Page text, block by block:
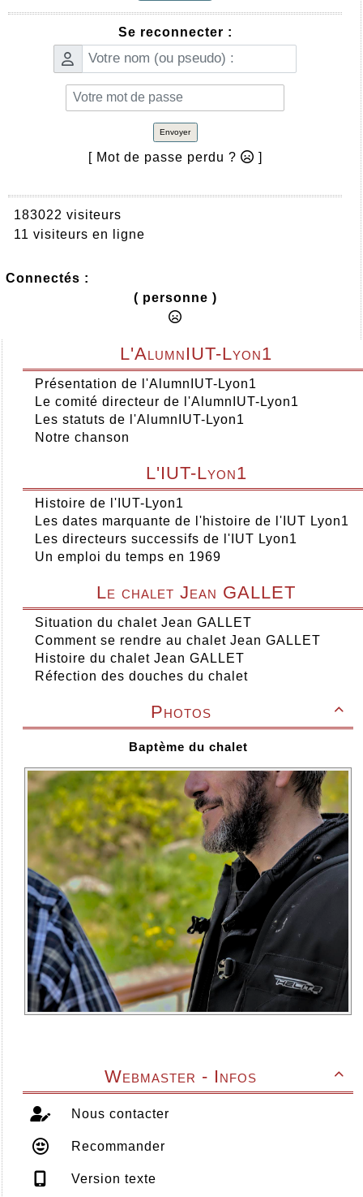
Se reconnecter :
Envoyer
[ Mot de passe perdu ? ]
183022 visiteurs
11 visiteurs en ligne
Connectés :
( personne )
L'AlumnIUT-Lyon1
Présentation de l'AlumnIUT-Lyon1
Le comité directeur de l'AlumnIUT-Lyon1
Les statuts de l'AlumnIUT-Lyon1
Notre chanson
L'IUT-Lyon1
Histoire de l'IUT-Lyon1
Les dates marquante de l'histoire de l'IUT Lyon1
Les directeurs successifs de l'IUT Lyon1
Un emploi du temps en 1969
Le chalet Jean GALLET
Situation du chalet Jean GALLET
Comment se rendre au chalet Jean GALLET
Histoire du chalet Jean GALLET
Réfection des douches du chalet

Photos
Baptème du chalet

Webmaster - Infos
Nous contacter
Recommander
Version texte